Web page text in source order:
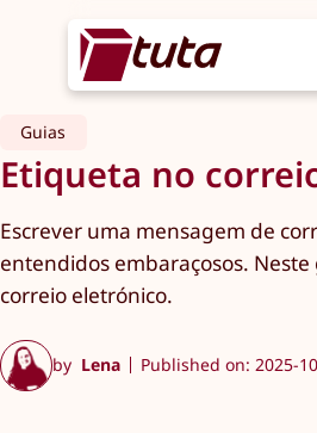
Guias
Etiqueta no
Escrever uma mensagem de
entendidos embaraçosos.
correio eletrónico.
by Lena Published on: 2025-